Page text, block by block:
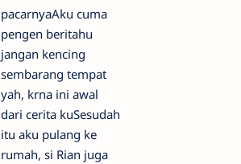
pacarnyaAku cuma
pengen beritahu
jangan kencing
sembarang tempat
yah, krna ini awal
dari cerita kuSesudah
itu aku pulang ke
rumah, si Rian juga